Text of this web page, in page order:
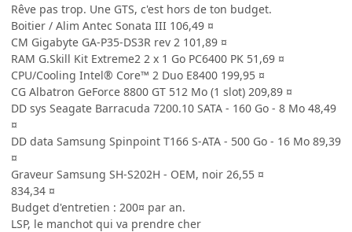
Rêve pas trop. Une GTS, c'est hors de ton budget.
Boitier / Alim Antec Sonata III 106,49 ¤
CM Gigabyte GA-P35-DS3R rev 2 101,89 ¤
RAM G.Skill Kit Extreme2 2 x 1 Go PC6400 PK 51,69 ¤
CPU/Cooling Intel® Core™ 2 Duo E8400 199,95 ¤
CG Albatron GeForce 8800 GT 512 Mo (1 slot) 209,89 ¤
DD sys Seagate Barracuda 7200.10 SATA - 160 Go - 8 Mo 48,49
¤
DD data Samsung Spinpoint T166 S-ATA - 500 Go - 16 Mo 89,39
¤
Graveur Samsung SH-S202H - OEM, noir 26,55 ¤
834,34 ¤
Budget d'entretien : 200¤ par an.
LSP, le manchot qui va prendre cher